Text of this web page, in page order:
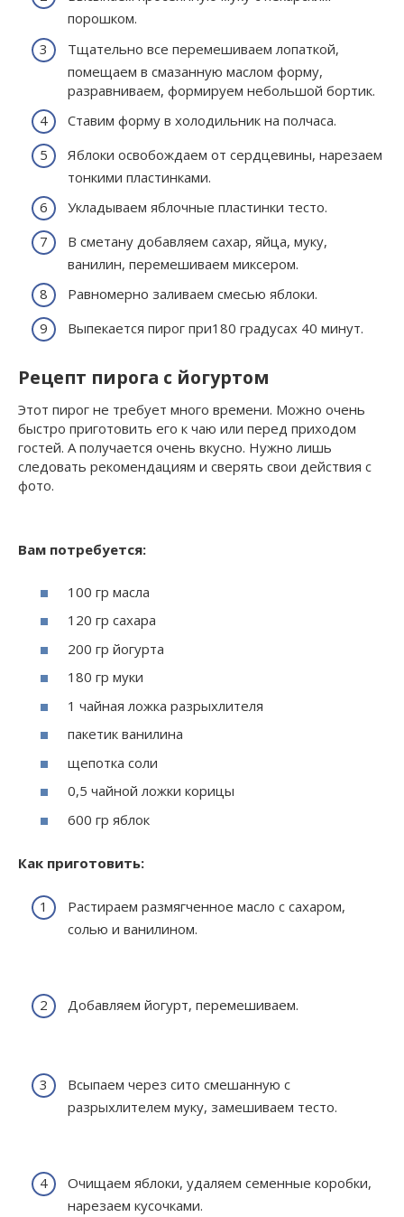
порошком.
Тщательно все перемешиваем лопаткой,
помещаем в смазанную маслом форму,
разравниваем, формируем небольшой бортик.
Ставим форму в холодильник на полчаса.
Яблоки освобождаем от сердцевины, нарезаем
тонкими пластинками.
Укладываем яблочные пластинки тесто.
В сметану добавляем сахар, яйца, муку,
ванилин, перемешиваем миксером.
Равномерно заливаем смесью яблоки.
Выпекается пирог при180 градусах 40 минут.
Рецепт пирога с йогуртом
Этот пирог не требует много времени. Можно очень
быстро приготовить его к чаю или перед приходом
гостей. А получается очень вкусно. Нужно лишь
следовать рекомендациям и сверять свои действия с
фото.
Вам потребуется:
100 гр масла
120 гр сахара
200 гр йогурта
180 гр муки
1 чайная ложка разрыхлителя
пакетик ванилина
щепотка соли
0,5 чайной ложки корицы
600 гр яблок
Как приготовить:
Растираем размягченное масло с сахаром,
солью и ванилином.
Добавляем йогурт, перемешиваем.
Всыпаем через сито смешанную с
разрыхлителем муку, замешиваем тесто.
Очищаем яблоки, удаляем семенные коробки,
нарезаем кусочками.